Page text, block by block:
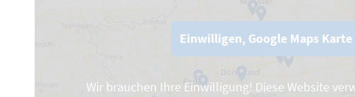
Einwilligen, Google Maps Karte
Wir brauchen Ihre Einwilligung! Diese Website